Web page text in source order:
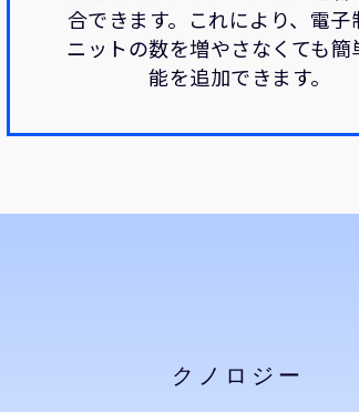
合できます。これにより、電子
ニットの数を増やさなくても簡
能を追加できます。
クノロジー